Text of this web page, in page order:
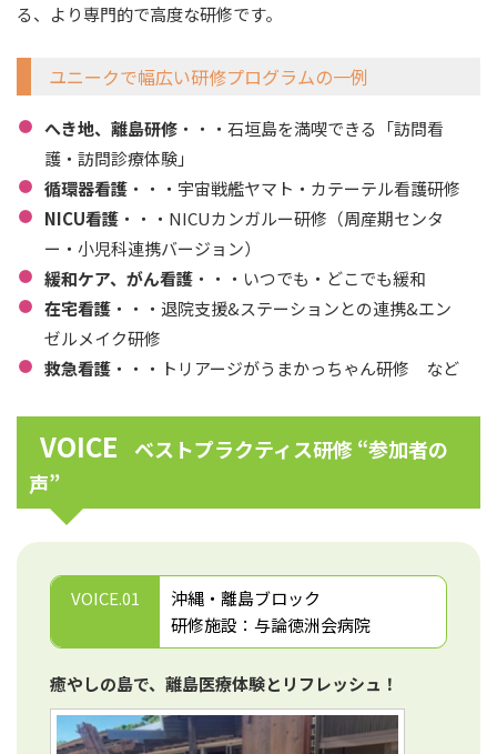
る、より専門的で高度な研修です。
ユニークで幅広い研修プログラムの一例
へき地、離島研修 ・・・石垣島を満喫できる「訪問看
護・訪問診療体験」
循環器看護 ・・・宇宙戦艦ヤマト・カテーテル看護研修
NICU看護 ・・・NICUカンガルー研修（周産期センタ
ー・小児科連携バージョン）
緩和ケア、がん看護 ・・・いつでも・どこでも緩和
在宅看護 ・・・退院支援&ステーションとの連携&エン
ゼルメイク研修
救急看護 ・・・トリアージがうまかっちゃん研修 など
VOICE
ベストプラクティス研修 “参加者の
声”
VOICE.01
沖縄・離島ブロック
研修施設：与論徳洲会病院
癒やしの島で、離島医療体験とリフレッシュ！